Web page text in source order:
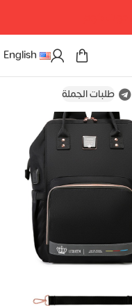
English
طلبات الجملة